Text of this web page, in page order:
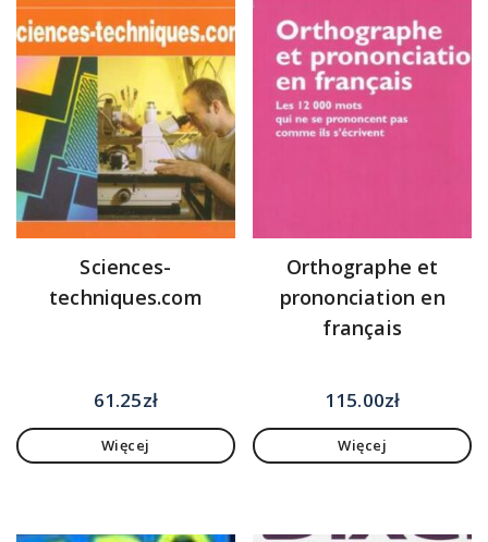
Sciences-
techniques.com
61.25zł
Więcej
Orthographe et
prononciation en
français
115.00zł
Więcej